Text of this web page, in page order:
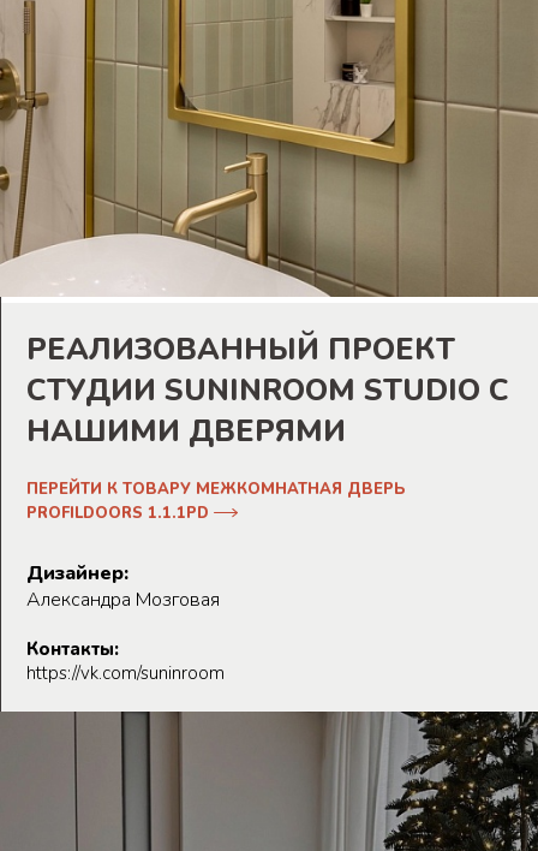
РЕАЛИЗОВАННЫЙ ПРОЕКТ
СТУДИИ SUNINROOM STUDIO С
НАШИМИ ДВЕРЯМИ
ПЕРЕЙТИ К ТОВАРУ МЕЖКОМНАТНАЯ ДВЕРЬ
PROFILDOORS 1.1.1PD
Дизайнер:
Александра Мозговая
Контакты:
https://vk.com/suninroom